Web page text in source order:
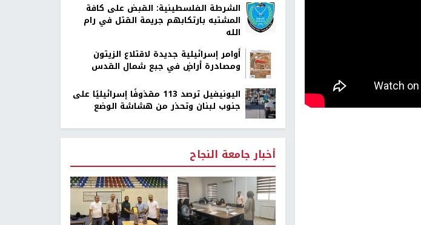
الشرطة الفلسطينية: القبض على كافة
المشتبه بارتكابهم جريمة القتل في رام
الله
أوامر إسرائيلية جديدة لاقتلاع الزيتون
ومصادرة أراضٍ في جبع شمال القدس
اليونيفيل ترصد 113 مقذوفًا إسرائيليًا على
جنوب لبنان وتحذر من هشاشة الوضع
أخبار جامعة النجاح